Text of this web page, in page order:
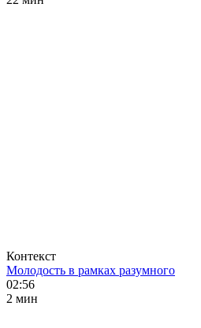
Контекст
Молодость в рамках разумного
02:56
2 мин